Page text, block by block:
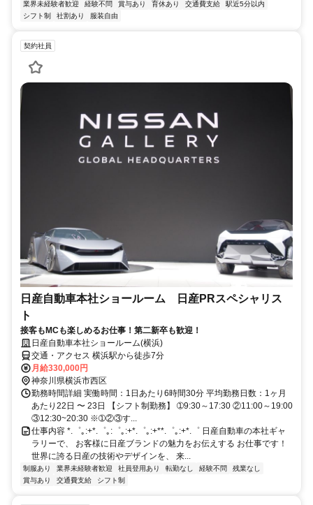
業界未経験者歓迎 経験不問 賞与あり 育休あり 交通費支給
駅近5分以内
シフト制
社割あり 服装自由
契約社員
日産自動車本社ショールーム 日産PRスペシャリス
ト
接客もMCも楽しめるお仕事！第二新卒も歓迎！
日産自動車本社ショールーム(横浜)
交通・アクセス 横浜駅から徒歩7分
月給330,000円
神奈川県横浜市西区
勤務時間詳細 実働時間：1日あたり6時間30分 平均勤務日数：1ヶ月
あたり22日 〜 23日 【シフト制勤務】 ➀9:30～17:30 ②11:00～19:00
③12:30~20:30 ※➀②③す...
仕事内容 *.゜｡:+*.゜｡:゜｡:+*.゜｡:+**.゜｡:+*.゜ 日産自動車の本社ギャ
ラリーで、 お客様に日産ブランドの魅力をお伝えする お仕事です！
世界に誇る日産の技術やデザインを、 来...
制服あり 業界未経験者歓迎 社員登用あり 転勤なし 経験不問
残業なし
賞与あり
交通費支給 シフト制